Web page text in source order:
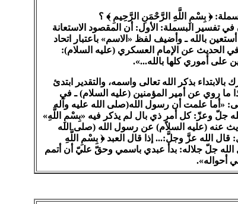
﴿ بِسْمِ اللَّهِ الرَّحْمَنِ الرَّحِيمِ ﴾ ؟
تفسير البسملة: الأول: أن المقصود الاستعانة
أستعين بالله ـ وأضيف لفظ «الاسم» باعتبار اتحاد
الحديث عن الإمام العسكري (عليه السلام):
على أموري كلها بالله...».
بالابتداء بذكر الله تعالى واسمه، والتقدير ابتدئ
ما روي عن أمير المؤمنين (عليه السلام) ـ في
«أما علمت أن رسول الله(صلى الله عليه وآله
جلّ وعزّ: كل أمرٍ ذي بال لم يذكر فيه «بِسْمِ اللَّهِ»
عنه (عليه السلام) عن رسول الله (صلى الله
قال الله عزَّ وجلَّ:... إذا قال العبد ﴿ بِسْمِ اللَّهِ
الله جلّ جلاله: بدأ عبدي باسمي وحقّ عليّ أن أتمم
أحواله».